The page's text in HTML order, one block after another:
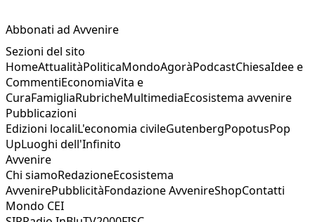
Abbonati ad Avvenire
Sezioni del sito
HomeAttualitàPoliticaMondoAgoràPodcastChiesaIdee e
CommentiEconomiaVita e
CuraFamigliaRubricheMultimediaEcosistema avvenire
Pubblicazioni
Edizioni localiL'economia civileGutenbergPopotusPop
UpLuoghi dell'Infinito
Avvenire
Chi siamoRedazioneEcosistema
AvvenirePubblicitàFondazione AvvenireShopContatti
Mondo CEI